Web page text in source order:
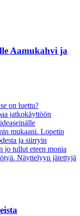
Aamukahvi ja
on luettu?
jatkokäyttöön
mukaani. Lopetin
ja siirryin
jo tullut eteen monia
Näyttelyyn jätettyjä